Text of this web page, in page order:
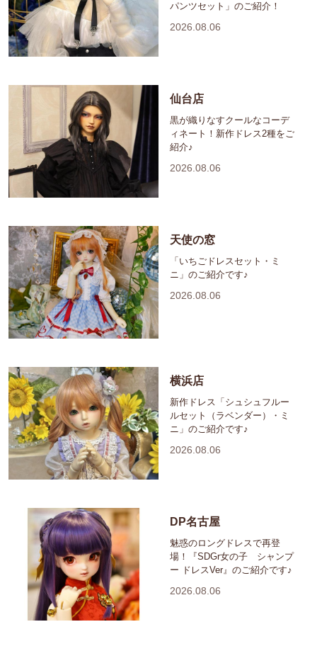
パンツセット」のご紹介！
2026.08.06
仙台店
黒が織りなすクールなコーデ
ィネート！新作ドレス2種をご
紹介♪
2026.08.06
天使の窓
「いちごドレスセット・ミ
ニ」のご紹介です♪
2026.08.06
横浜店
新作ドレス「シュシュフルー
ルセット（ラベンダー）・ミ
ニ」のご紹介です♪
2026.08.06
DP名古屋
魅惑のロングドレスで再登
場！『SDGr女の子 シャンプ
ー ドレスVer』のご紹介です♪
2026.08.06